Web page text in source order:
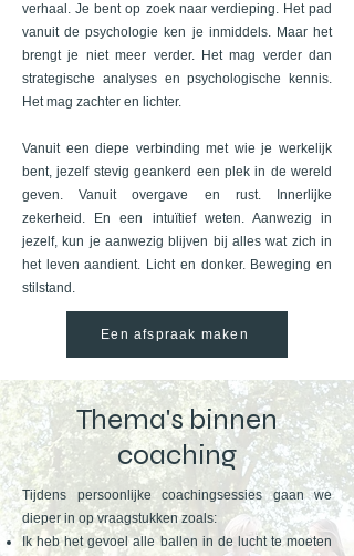
verhaal. Je bent op zoek naar verdieping. Het pad
vanuit de psychologie ken je inmiddels. Maar het
brengt je niet meer verder. Het mag verder dan
strategische analyses en psychologische kennis.
Het mag zachter en lichter.
Vanuit een diepe verbinding met wie je werkelijk
bent, jezelf stevig geankerd een plek in de wereld
geven. Vanuit overgave en rust. Innerlijke
zekerheid. En een intuïtief weten. Aanwezig in
jezelf, kun je aanwezig blijven bij alles wat zich in
het leven aandient. Licht en donker. Beweging en
stilstand.
Een afspraak maken
Thema's binnen
coaching
Tijdens persoonlijke coachingsessies gaan we
dieper in op vraagstukken zoals:
Ik heb het gevoel alle ballen in de lucht te moeten